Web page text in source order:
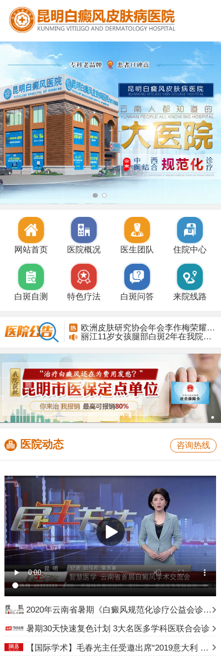
网站首页 医院概况 医生团队 住院中心
白斑自测 特色疗法 白斑问答
来院线路
欧洲皮肤研究协会年会李作梅荣耀而归
丽江11岁女孩腿部白斑2年在我院康复
欧洲皮肤研究协会年会李作梅荣耀而归
咨询热线
医院动态
2020年云南省暑期《白癜风规范化诊疗公益会诊》计划
暑期30天快速复色计划 3大名医多学科医联合会诊
【国际学术】毛春光主任受邀出席“2019意大利 24 届世界皮肤科大